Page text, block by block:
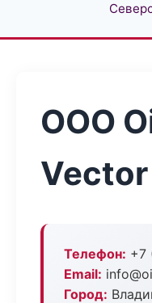
ООО
Vector
Телефон: +7
Email:
Город: